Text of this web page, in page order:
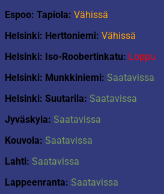
Espoo: Tapiola: Vähissä
Helsinki: Herttoniemi: Vähissä
Helsinki: Iso-Roobertinkatu: Loppu
Helsinki: Munkkiniemi: Saatavissa
Helsinki: Suutarila: Saatavissa
Jyväskyla: Saatavissa
Kouvola: Saatavissa
Lahti: Saatavissa
Lappeenranta: Saatavissa